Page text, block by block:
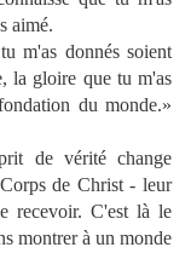
aimé.
m'as donnés soient
la gloire que tu m'as
du monde.»
de vérité change
de Christ - leur
recevoir. C'est là le
montrer à un monde